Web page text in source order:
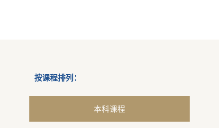
按课程排列：
本科课程